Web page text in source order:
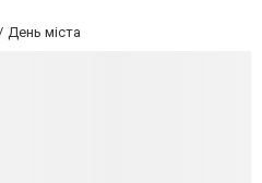
День міста